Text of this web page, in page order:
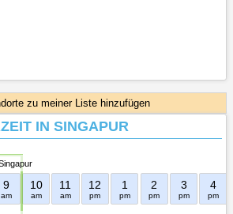
zu meiner Liste hinzufügen
IN SINGAPUR
9
am
10
am
11
am
12
pm
1
pm
2
pm
3
pm
4
pm